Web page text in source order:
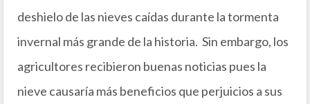
deshielo de las nieves caídas durante la tormenta
invernal más grande de la historia. Sin embargo, los
agricultores recibieron buenas noticias pues la
nieve causaría más beneficios que perjuicios a sus